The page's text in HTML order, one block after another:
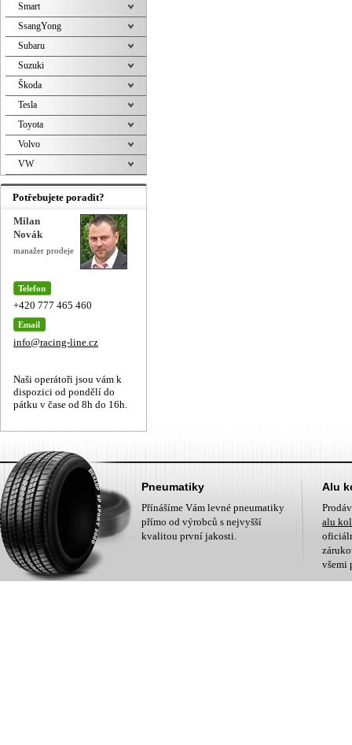
Smart
SsangYong
Subaru
Suzuki
Škoda
Tesla
Toyota
Volvo
VW
Potřebujete poradit?
Milan
Novák
manažer prodeje
Telefon
+420 777 465 460
Email
info@racing-line.cz
Naši operátoři jsou vám k
dispozici od pondělí do
pátku v čase od 8h do 16h.
Pneumatiky
Přínášíme Vám levné pneumatiky
přímo od výrobců s nejvyšší
kvalitou první jakosti.
Alu
alu
všemi